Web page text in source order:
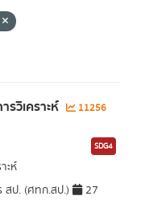
วิเคราะห์
11256
SDG4
ะห์
สป. (ศทก.สป.)
27